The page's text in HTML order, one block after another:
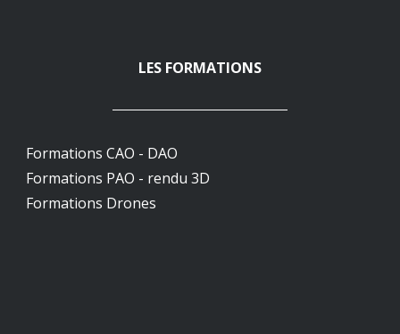
LES FORMATIONS
Formations CAO - DAO
Formations PAO - rendu 3D
Formations Drones